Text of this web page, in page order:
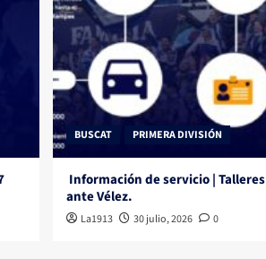
BUSCAT PRIMERA DIVISIÓN
Información de servicio | Talleres
ante Vélez.
La1913 30 julio, 2026 0